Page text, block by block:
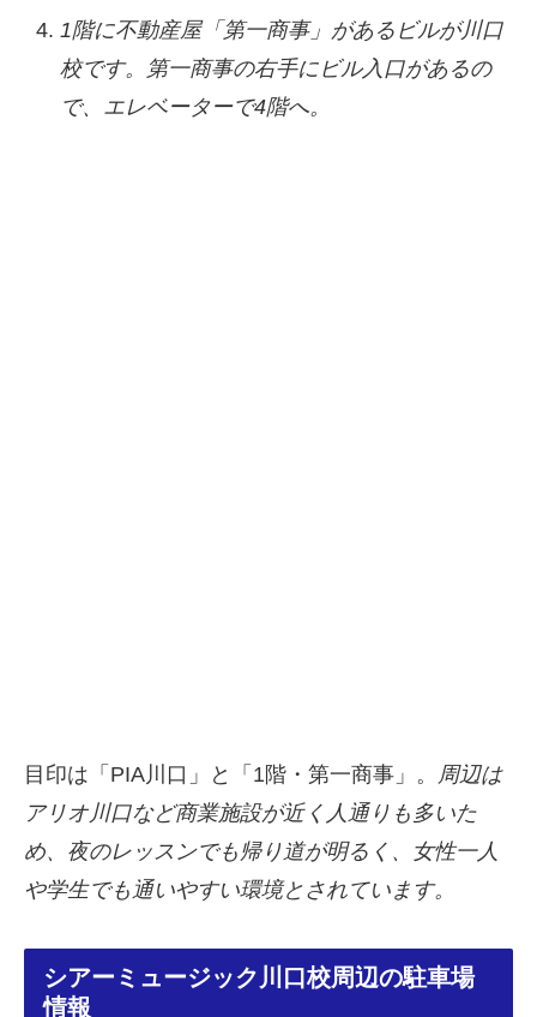
1階に不動産屋「第一商事」があるビルが川口
校です。第一商事の右手にビル入口があるの
で、エレベーターで4階へ。
目印は「PIA川口」と「1階・第一商事」。 周辺は
アリオ川口など商業施設が近く人通りも多いた
め、夜のレッスンでも帰り道が明るく、女性一人
や学生でも通いやすい環境とされています。
シアーミュージック川口校周辺の駐車場
情報